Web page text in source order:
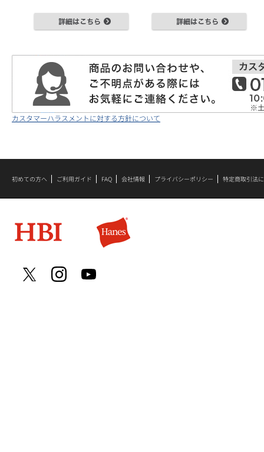
カスタマーハラスメントに対する方針について
初めての方へ ご利用ガイド FAQ 会社情報 プライバシーポリシー 特定商取引法